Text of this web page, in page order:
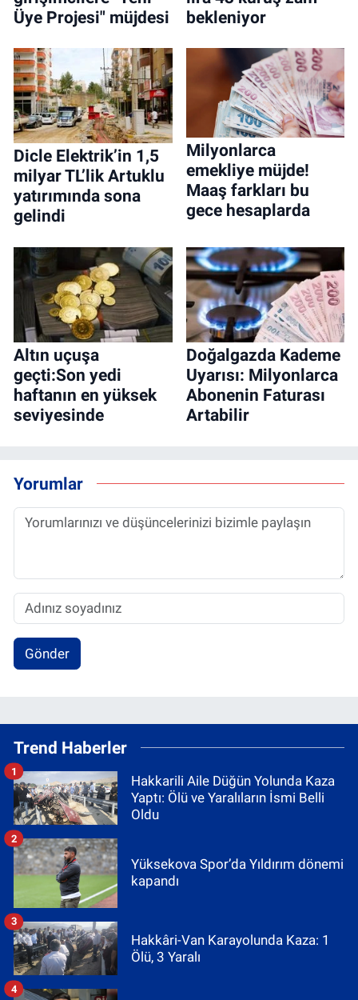
Üye Projesi" müjdesi
bekleniyor
Dicle Elektrik’in 1,5
milyar TL’lik Artuklu
yatırımında sona
gelindi
Milyonlarca
emekliye müjde!
Maaş farkları bu
gece hesaplarda
Altın uçuşa
geçti:Son yedi
haftanın en yüksek
seviyesinde
Doğalgazda Kademe
Uyarısı: Milyonlarca
Abonenin Faturası
Artabilir
Yorumlar
Gönder
Trend Haberler
Hakkarili Aile Düğün Yolunda Kaza
Yaptı: Ölü ve Yaralıların İsmi Belli
Oldu
1
Yüksekova Spor’da Yıldırım dönemi
kapandı
2
Hakkâri-Van Karayolunda Kaza: 1
Ölü, 3 Yaralı
3
4